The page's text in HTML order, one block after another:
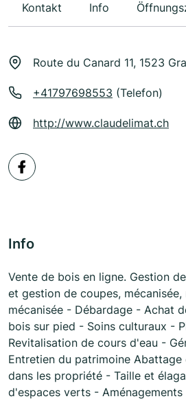
Kontakt Info
Route du Canard 11, 1523
+41797698553 (Telefon)
http://www.claudelimat.ch
Info
Vente de bois en ligne. Gestion
et gestion de coupes,
mécanisée - Débardage - Achat
bois sur pied - Soins culturaux -
Revitalisation de cours d'eau -
Entretien du patrimoine
dans les propriété - Taille et
d'espaces verts -